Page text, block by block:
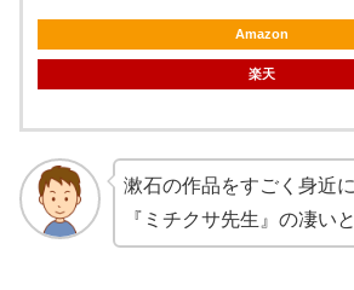
Amazon
楽天
漱石の作品をすごく身近
『ミチクサ先生』の凄い